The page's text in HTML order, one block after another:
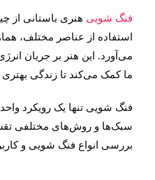
فنگ شویی هنری باستانی از
استفاده از عناصر مختلف،
می‌آورد. این هنر بر جریان
ما کمک می‌کند تا زندگی بهتری
فنگ شویی تنها یک رویکرد
سبک‌ها و روش‌های مختلفی
بررسی انواع فنگ شویی و